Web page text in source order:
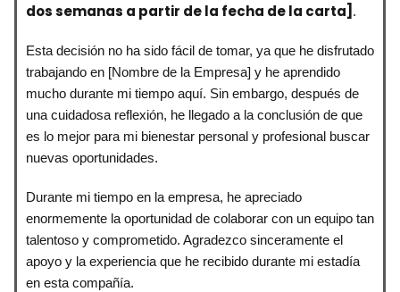
dos semanas a partir de la fecha de la carta] .
Esta decisión no ha sido fácil de tomar, ya que he disfrutado
trabajando en [Nombre de la Empresa] y he aprendido
mucho durante mi tiempo aquí. Sin embargo, después de
una cuidadosa reflexión, he llegado a la conclusión de que
es lo mejor para mi bienestar personal y profesional buscar
nuevas oportunidades.
Durante mi tiempo en la empresa, he apreciado
enormemente la oportunidad de colaborar con un equipo tan
talentoso y comprometido. Agradezco sinceramente el
apoyo y la experiencia que he recibido durante mi estadía
en esta compañía.